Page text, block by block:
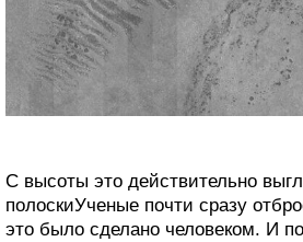
С высоты это действительно
полоскиУченые почти сразу
это было сделано человеком. И